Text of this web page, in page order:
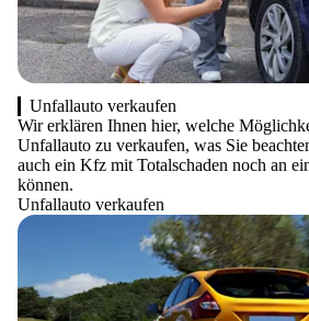
Unfallauto verkaufen
Wir erklären Ihnen hier, welche
Unfallauto zu verkaufen, was Sie
auch ein Kfz mit Totalschaden noch an
können.
Unfallauto verkaufen